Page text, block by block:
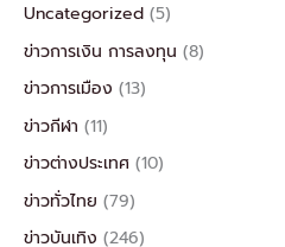
Uncategorized (5)
ข่าวการเงิน การลงทุน (8)
ข่าวการเมือง (13)
ข่าวกีฬา (11)
ข่าวต่างประเทศ (10)
ข่าวทั่วไทย (79)
ข่าวบันเทิง (246)